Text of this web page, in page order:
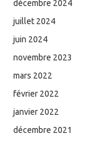
décembre 2024
juillet 2024
juin 2024
novembre 2023
mars 2022
février 2022
janvier 2022
décembre 2021